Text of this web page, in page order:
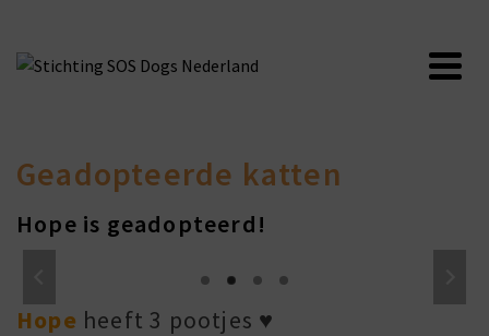
Geadopteerde katten
Hope is geadopteerd!
Hope heeft 3 pootjes ♥